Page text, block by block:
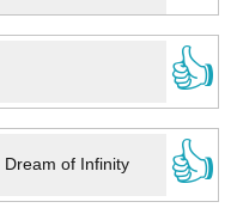
👍
Dream of Infinity
👍